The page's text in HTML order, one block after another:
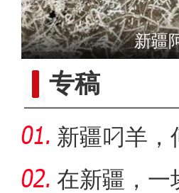
新疆阿拉
新疆
专稿
新疆叼羊，
在新疆，一